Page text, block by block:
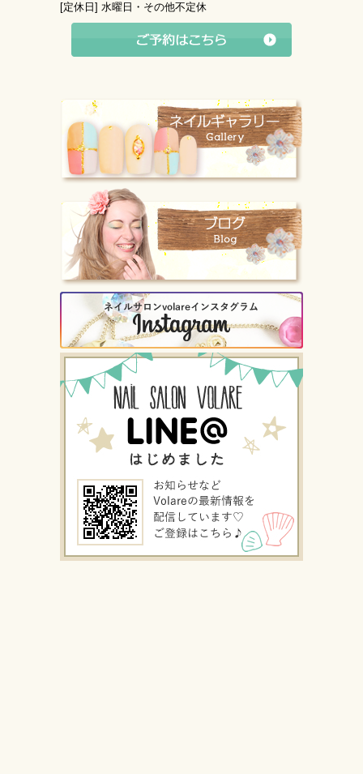
[定休日] 水曜日・その他不定休